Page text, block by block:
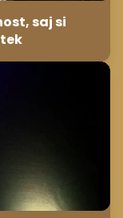
saj si